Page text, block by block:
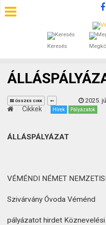
Keresés
SZÁLLÁSOK
ÁLTALÁNOS
KINCSES BARANYA
KAPCSOLAT
ÖSSZES CIKK 2025.
Cikkek Hírek Pályázatok
ÁLLÁSPÁLYÁZAT
VÉMÉNDI NÉMET
Szivárvány Óvoda Véménd
pályázatot hirdet